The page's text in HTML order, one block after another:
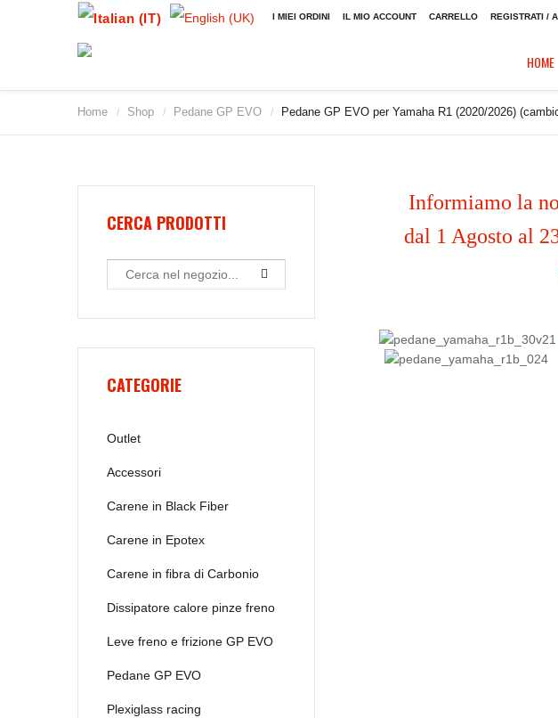
I MIEI ORDINI IL MIO ACCOUNT CARRELLO REGISTRATI /
HOME
Home / Shop / Pedane GP EVO / Pedane GP EVO per Yamaha R1 (2020/2026)
Informiamo la
dal 1 Agosto al
CERCA PRODOTTI
CATEGORIE
Outlet
Accessori
Carene in Black Fiber
Carene in Epotex
Carene in fibra di Carbonio
Dissipatore calore pinze freno
Leve freno e frizione GP EVO
Pedane GP EVO
Plexiglass racing